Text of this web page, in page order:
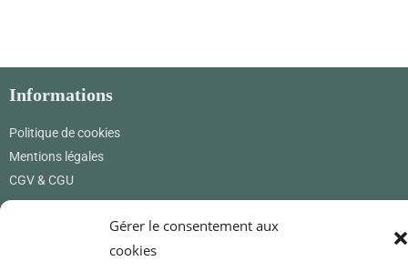
Gérer le consentement aux
cookies
Informations
Politique de cookies
Mentions légales
CGV & CGU
Où nous trouver